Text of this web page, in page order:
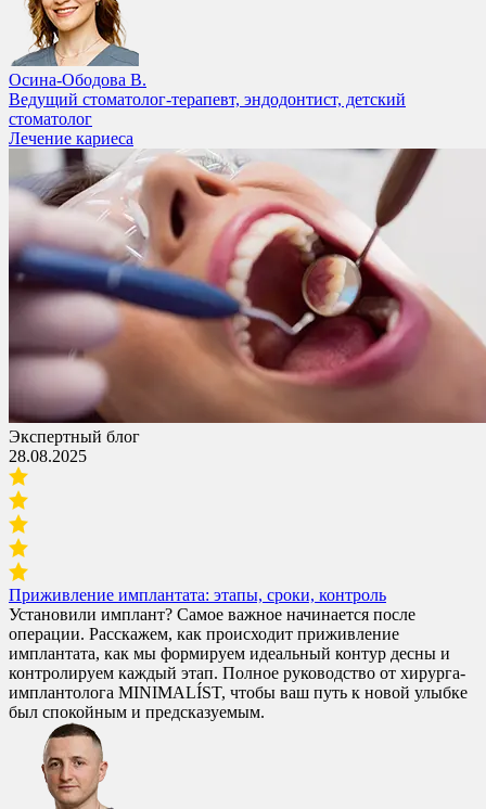
Осина-Ободова В.
Ведущий стоматолог-терапевт, эндодонтист, детский
стоматолог
Лечение кариеса
Экспертный блог
28.08.2025
Приживление имплантата: этапы, сроки, контроль
Установили имплант? Самое важное начинается после
операции. Расскажем, как происходит приживление
имплантата, как мы формируем идеальный контур десны и
контролируем каждый этап. Полное руководство от хирурга-
имплантолога MINIMALÍST, чтобы ваш путь к новой улыбке
был спокойным и предсказуемым.